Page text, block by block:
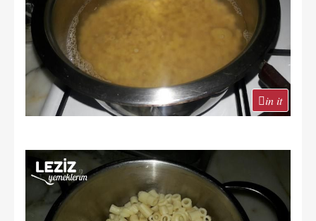
in it